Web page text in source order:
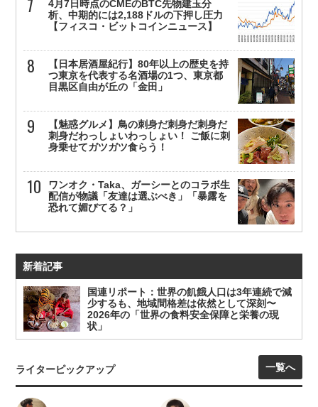
4月7日時点のCMEのBTC先物建玉分
析、中期的には2,188ドルの下押し圧力
【フィスコ・ビットコインニュース】
【日本居酒屋紀行】80年以上の歴史を持
つ東京を代表する名酒場の1つ、東京都
目黒区自由が丘の「金田」
【魅惑グルメ】鳥の刺身だ刺身だ刺身だ
刺身だわっしょいわっしょい！ ご飯に刺
身乗せてガツガツ食らう！
ワンオク・Taka、ガーシーとのコラボ生
配信が物議「友達は選ぶべき」「暴露を
恐れて媚びてる？」
新着記事
国連リポート：世界の飢餓人口は3年連続で減
少するも、地域間格差は依然として深刻〜
2026年の「世界の食料安全保障と栄養の現
状」
ライターピックアップ 一覧へ